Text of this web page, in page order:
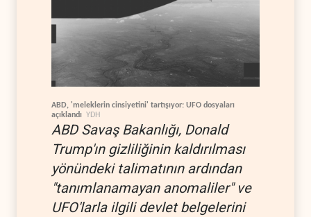
ABD, 'meleklerin cinsiyetini' tartışıyor: UFO dosyaları
açıklandı YDH
ABD Savaş Bakanlığı, Donald
Trump'ın gizliliğinin kaldırılması
yönündeki talimatının ardından
"tanımlanamayan anomaliler" ve
UFO'larla ilgili devlet belgelerini